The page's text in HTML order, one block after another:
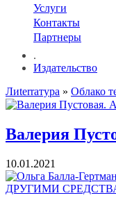
Услуги
Контакты
Партнеры
.
Издательство
Лиterraтура » Облако
Валерия
10.01.2021